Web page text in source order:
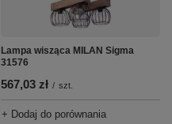
Lampa wisząca MILAN Sigma
31576
567,03 zł / szt.
+ Dodaj do porównania